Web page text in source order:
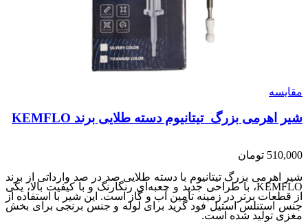
مقایسه
شیر اهرمی بزرگ تیتانیوم دسته طلایی برند KEMFLO
510,000 تومان
شیر اهرمی بزرگ تیتانیوم با دسته طلایی صد در صد وارداتی از برند
KEMFLO، با طراحی جدید و جعبه‌ای رنگارنگ و با کیفیت بالا، یکی
از قطعات برتر در زمینه تأمین آب و گاز است. این شیر با استفاده از
جنس استنلس استیل فود گرید برای لوله و جنس برنجی برای بخش
مغزی تولید شده است.